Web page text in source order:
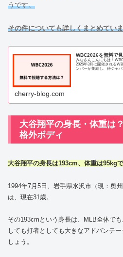
うです。
その件についても詳しくまとめてい
WBC2026を無料で
みなさんこんにちは！
2026年3月に開催される
ンバーが集結し、侍ジャ
cherry-blog.com
大谷翔平の身長・体重は
格外ボディ
大谷翔平の身長は193cm、体重は95kgで
1994年7月5日、岩手県水沢市（現：奥
は、現在31歳。
その193cmという身長は、MLB全体で
しても打者としても大きなアドバンテ
しょう。